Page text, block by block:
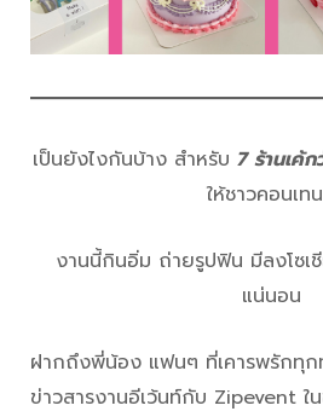
เป็นยังไงกันบ้าง สำหรับ 7 ร้านเค้
ให้ชาวคอนเท
งานนี้กินอิ่ม ถ่ายรูปฟิน มีลงโซเ
แน่นอน
ฝากถึงพี่น้อง แฟนๆ ที่เคารพรักทุ
ข่าวสารงานอีเว้นท์กับ Zipevent ใ